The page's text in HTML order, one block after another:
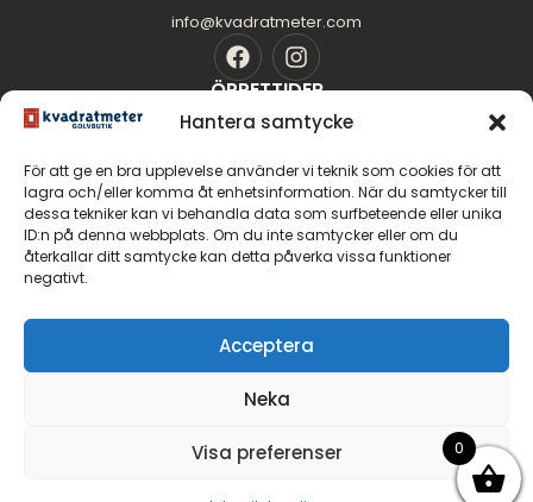
Hantera samtycke
För att ge en bra upplevelse använder vi teknik som cookies för att
lagra och/eller komma åt enhetsinformation. När du samtycker till
dessa tekniker kan vi behandla data som surfbeteende eller unika
ID:n på denna webbplats. Om du inte samtycker eller om du
återkallar ditt samtycke kan detta påverka vissa funktioner
negativt.
Acceptera
Neka
Visa preferenser
info@kvadratmeter.com
ÖPPETTIDER
Mån-Tors: 10.00 - 18.00
Lördag: 11.00 - 14.00
Söndag: Stängt
SIDOR
Golvguiden
Kontakt
GOLV
Parkettgolv
0